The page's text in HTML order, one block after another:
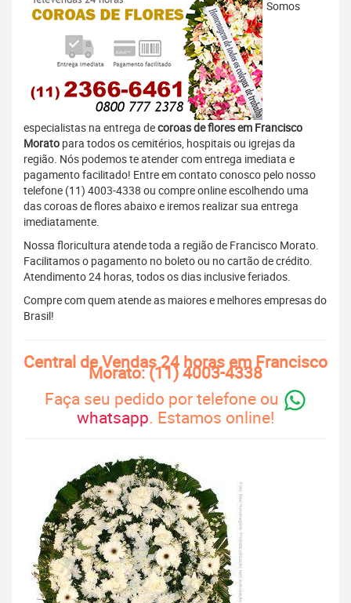
Somos
especialistas na entrega decoroas de flores em Francisco
Morato para todos os cemitérios, hospitais ou igrejas da
região. Nós podemos te atender com entrega imediata e
pagamento facilitado! Entre em contato conosco pelo nosso
telefone (11) 4003-4338 ou compre online escolhendo uma
das coroas de flores abaixo e iremos realizar sua entrega
imediatamente.
Nossa floricultura atende toda a região de Francisco Morato.
Facilitamos o pagamento no boleto ou no cartão de crédito.
Atendimento 24 horas, todos os dias inclusive feriados.
Compre com quem atende as maiores e melhores empresas do
Brasil!
Central de Vendas 24 horas em Francisco
Morato: (11) 4003-4338
Faça seu pedido por telefone ou
whatsapp. Estamos online!